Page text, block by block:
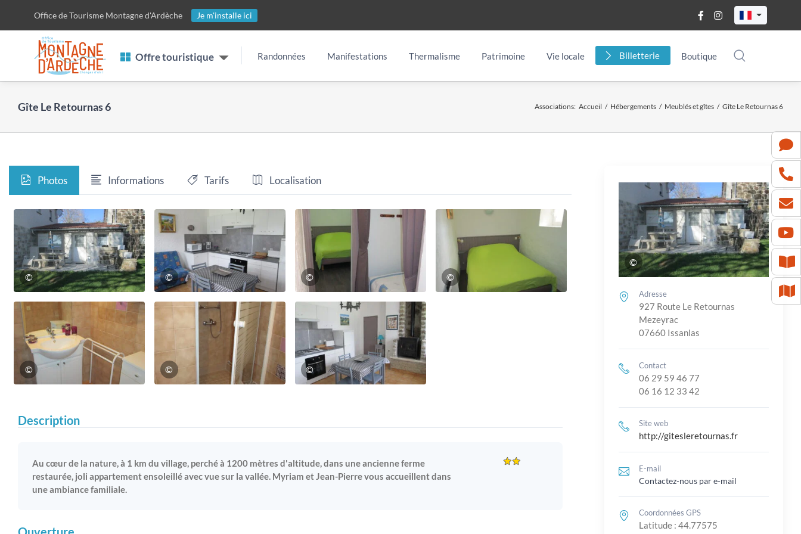
contenu
Office de Tourisme Montagne d'Ardèche Je m'installe ici
Offre touristique Randonnées Manifestations Thermalisme Patrimoine Vie locale Billetterie Boutique
Gîte Le Retournas 6 Associations: Accueil / Hébergements / Meublés et gîtes / Gîte Le Retournas 6
Photos Informations Tarifs Localisation
© © © ©
© © ©
Description
Au cœur de la nature, à 1 km du village, perché à 1200 mètres d'altitude, dans une ancienne ferme
restaurée, joli appartement ensoleillé avec vue sur la vallée. Myriam et Jean-Pierre vous accueillent dans
une ambiance familiale.
©
Adresse
927 Route Le Retournas
Mezeyrac
07660 Issanlas
Contact
06 29 59 46 77
06 16 12 33 42
Site web
http://gitesleretournas.fr
E-mail
Contactez-nous par e-mail
Coordonnées GPS
Latitude : 44.77575